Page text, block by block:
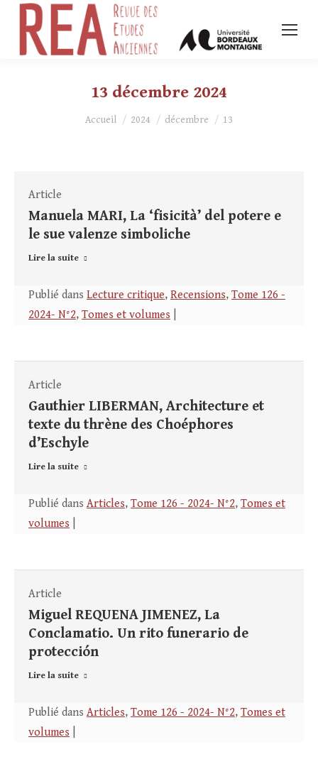
13 décembre 2024
Vous êtes ici :
Accueil 2024 décembre 13
Article
Manuela MARI, La ‘fisicità’ del potere e
le sue valenze simboliche
Lire la suite
Publié dans Lecture critique, Recensions, Tome 126 -
2024- N°2, Tomes et volumes
Article
Gauthier LIBERMAN, Architecture et
texte du thrène des Choéphores
d’Eschyle
Lire la suite
Publié dans Articles, Tome 126 - 2024- N°2, Tomes et
volumes
Article
Miguel REQUENA JIMENEZ, La
Conclamatio. Un rito funerario de
protección
Lire la suite
Publié dans Articles, Tome 126 - 2024- N°2, Tomes et
volumes